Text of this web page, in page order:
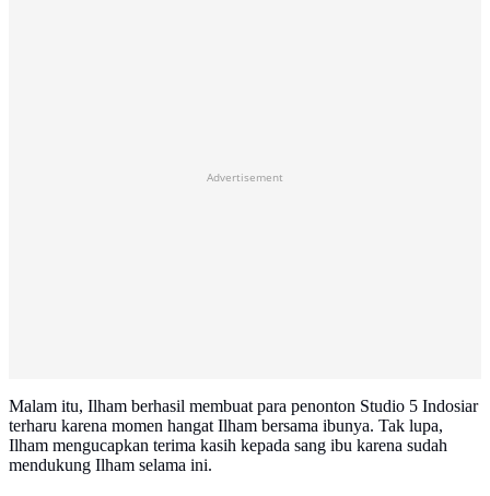
Advertisement
Malam itu, Ilham berhasil membuat para penonton Studio 5 Indosiar
terharu karena momen hangat Ilham bersama ibunya. Tak lupa,
Ilham mengucapkan terima kasih kepada sang ibu karena sudah
mendukung Ilham selama ini.